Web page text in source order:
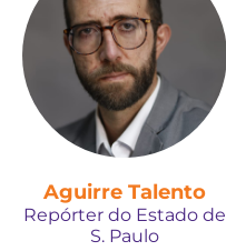
Aguirre Talento
Repórter do Estado de
S. Paulo